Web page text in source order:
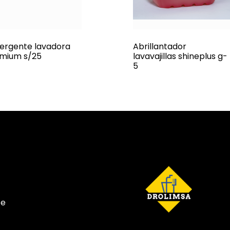
lavadora
s/25
Abrillantador
lavavajillas shineplus g-
5